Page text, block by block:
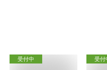
受付中 受付